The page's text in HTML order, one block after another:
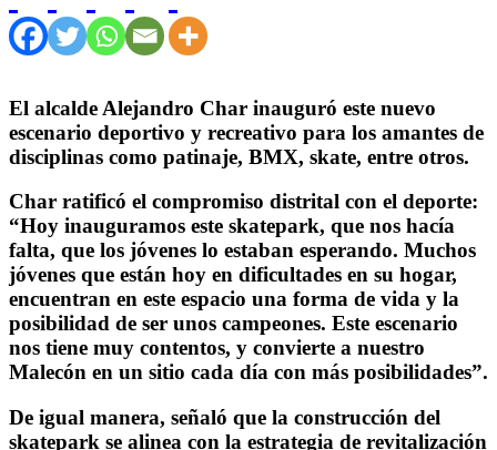
El alcalde Alejandro Char inauguró este nuevo
escenario deportivo y recreativo para los amantes de
disciplinas como patinaje, BMX, skate, entre otros.
Char ratificó el compromiso distrital con el deporte:
“Hoy inauguramos este skatepark, que nos hacía
falta, que los jóvenes lo estaban esperando. Muchos
jóvenes que están hoy en dificultades en su hogar,
encuentran en este espacio una forma de vida y la
posibilidad de ser unos campeones. Este escenario
nos tiene muy contentos, y convierte a nuestro
Malecón en un sitio cada día con más posibilidades”.
De igual manera, señaló que la construcción del
skatepark se alinea con la estrategia de revitalización